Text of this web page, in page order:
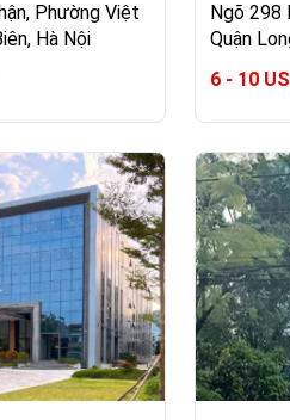
Phường Việt
Hà Nội
Ngõ 298
Quận
6 - 10